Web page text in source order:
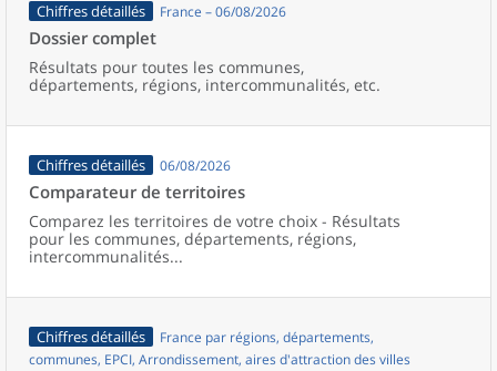
Chiffres détaillés France – 06/08/2026
Dossier complet
Résultats pour toutes les communes,
départements, régions, intercommunalités, etc.
Chiffres détaillés 06/08/2026
Comparateur de territoires
Comparez les territoires de votre choix - Résultats
pour les communes, départements, régions,
intercommunalités...
Chiffres détaillés
France par régions, départements,
communes, EPCI, Arrondissement, aires d'attraction des villes